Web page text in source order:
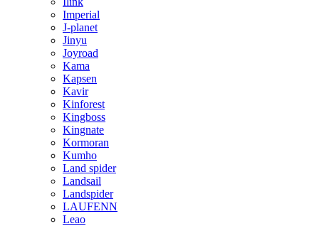
Imperial
J-planet
Jinyu
Joyroad
Kama
Kapsen
Kavir
Kinforest
Kingboss
Kingnate
Kormoran
Kumho
Land spider
Landsail
Landspider
LAUFENN
Leao